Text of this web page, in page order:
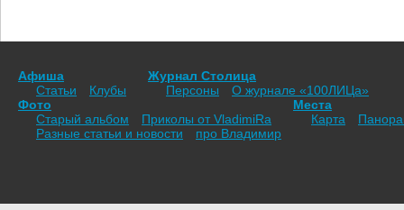
Афиша
Статьи
Клубы
Журнал Столица
Персоны
О журнале «100ЛИЦа»
Фото
Старый альбом
Приколы от VladimiRа
Места
Карта
Разные статьи и новости
про Владимир